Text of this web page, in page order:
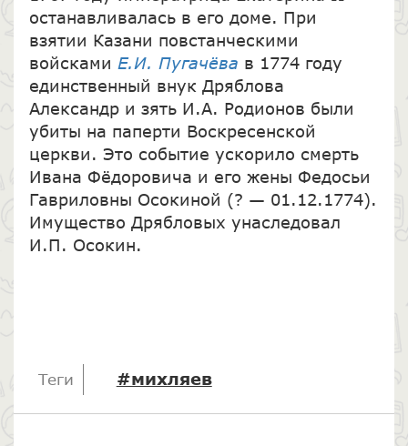
останавливалась в его доме. При
взятии Казани повстанческими
войсками Е.И. Пугачёва в 1774 году
единственный внук Дряблова
Александр и зять И.А. Родионов были
убиты на паперти Воскресенской
церкви. Это событие ускорило смерть
Ивана Фёдоровича и его жены Федосьи
Гавриловны Осокиной (? — 01.12.1774).
Имущество Дрябловых унаследовал
И.П. Осокин.
Теги #михляев